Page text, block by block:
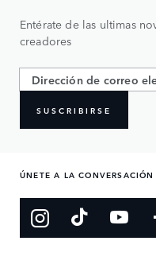
Entérate de las ultimas
creadores
SUSCRIBIRSE
ÚNETE A LA CONVERSACIÓN